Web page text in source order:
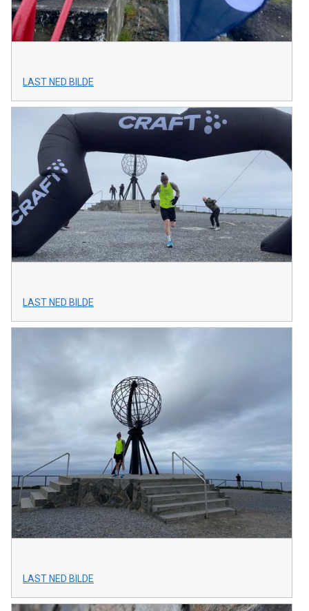
LAST NED BILDE
LAST NED BILDE
LAST NED BILDE